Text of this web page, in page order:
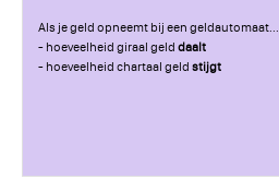
Als je geld opneemt bij een geldautomaat...
- hoeveelheid giraal geld daalt
- hoeveelheid chartaal geld stijgt